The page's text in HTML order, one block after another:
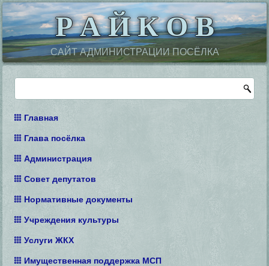
Р А Й К О В
САЙТ АДМИНИСТРАЦИИ ПОСЁЛКА
Главная
Глава посёлка
Администрация
Совет депутатов
Нормативные документы
Учреждения культуры
Услуги ЖКХ
Имущественная поддержка МСП